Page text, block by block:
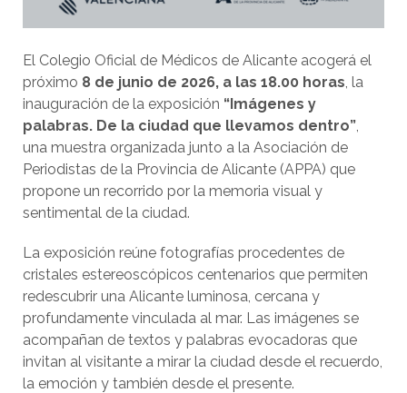
El Colegio Oficial de Médicos de Alicante acogerá el
próximo 8 de junio de 2026, a las 18.00 horas , la
inauguración de la exposición “Imágenes y
palabras. De la ciudad que llevamos dentro”
una muestra organizada junto a la Asociación de
Periodistas de la Provincia de Alicante (APPA) que
propone un recorrido por la memoria visual y
sentimental de la ciudad.
La exposición reúne fotografías procedentes de
cristales estereoscópicos centenarios que permiten
redescubrir una Alicante luminosa, cercana y
profundamente vinculada al mar. Las imágenes se
acompañan de textos y palabras evocadoras que
invitan al visitante a mirar la ciudad desde el recuerdo,
la emoción y también desde el presente.